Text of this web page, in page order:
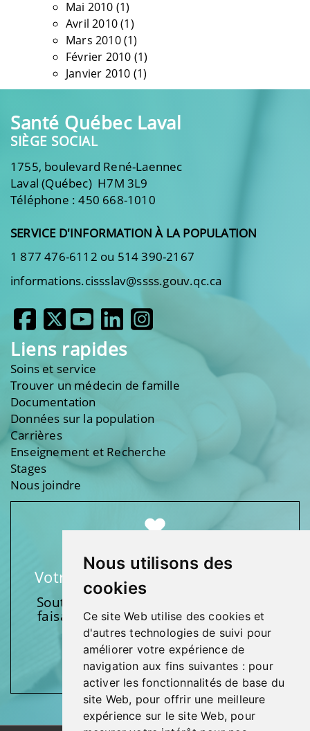
Nous utilisons des
cookies
Ce site Web utilise des cookies et
d'autres technologies de suivi pour
améliorer votre expérience de
navigation aux fins suivantes : pour
activer les fonctionnalités de base du
site Web, pour offrir une meilleure
expérience sur le site Web, pour
Mai 2010 (1)
Avril 2010(1)
Mars 2010(1)
Février 2010 (1)
Janvier 2010 (1)
Santé Québec Laval
SIÈGE SOCIAL
1755, boulevard René-Laennec
Laval (Québec) H7M 3L9
Téléphone : 450 668-1010
SERVICE D'INFORMATION À LA POPULATION
1 877 476-6112 ou 514 390-2167
informations.cissslav@ssss.gouv.qc.ca
Liens rapides
Soins et service
Trouver un médecin de famille
Documentation
Données sur la population
Carrières
Enseignement et Recherche
Stages
Nous joindre
Votre soutien fait une différence
Soutenez l’une de nos fondations en
faisant un don et en participant aux
activités.
Donnez généreusement!